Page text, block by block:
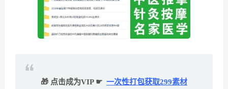
🎁 点击成为VIP ☛ 一次性打包获取299素材